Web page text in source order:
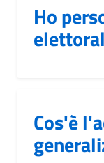
Ho
Cos'è